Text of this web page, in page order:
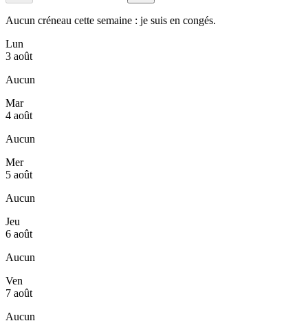
Aucun créneau cette semaine : je suis en congés.
Lun
3 août
Aucun
Mar
4 août
Aucun
Mer
5 août
Aucun
Jeu
6 août
Aucun
Ven
7 août
Aucun